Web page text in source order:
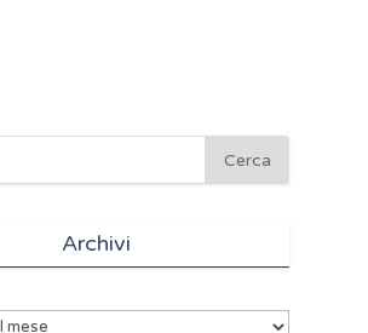
Archivi